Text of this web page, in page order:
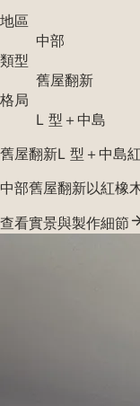
地區
中部
類型
舊屋翻新
格局
L 型＋中島
舊屋翻新L 型＋中島
中部舊屋翻新以紅橡
查看實景與製作細節